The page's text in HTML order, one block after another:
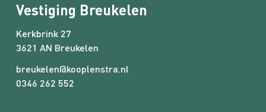
Vestiging Breukelen
Kerkbrink 27
3621 AN Breukelen
breukelen@kooplenstra.nl
0346 262 552